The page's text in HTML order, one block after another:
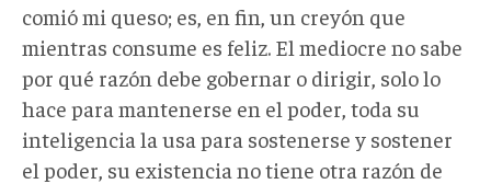
comió mi queso; es, en fin, un creyón que
mientras consume es feliz. El mediocre no sabe
por qué razón debe gobernar o dirigir, solo lo
hace para mantenerse en el poder, toda su
inteligencia la usa para sostenerse y sostener
el poder, su existencia no tiene otra razón de